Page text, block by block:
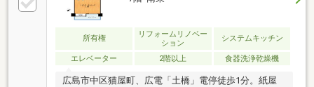
な資金プランをご提案致します■ご縁を大切に！全力
でサポート致します■株式会社富士不動産販売■フリー
ダイヤル0120-32-2882（通話料無料）■電話（082）
292-6633■ご質問やご相談等、何なりとお申し付け下
さい♪
所有権
リフォームリノベー
ション
システムキッチン
エレベーター 2階以上 食器洗浄乾燥機
広島市中区猫屋町、広電「土橋」電停徒歩1分。紙屋